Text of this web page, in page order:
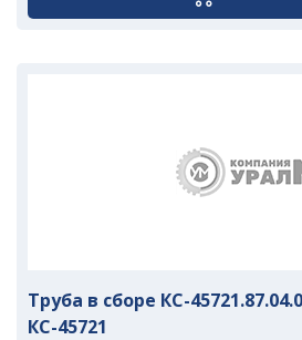
Труба в сборе КС-
КС-45721